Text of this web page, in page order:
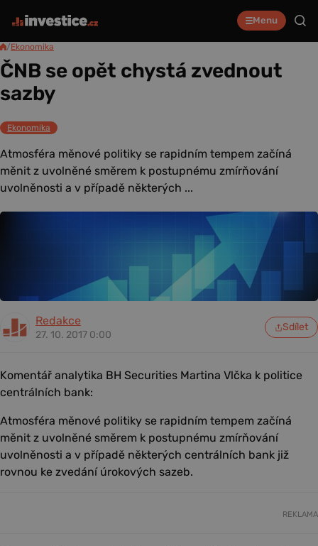
Menu
/Ekonomika
ČNB se opět chystá zvednout
sazby
Ekonomika
Atmosféra měnové politiky se rapidním tempem začíná
měnit z uvolněné směrem k postupnému zmírňování
uvolněnosti a v případě některých ...
Redakce
27. 10. 2017 0:00
Sdílet
Komentář analytika BH Securities Martina Vlčka k politice
centrálních bank:
Atmosféra měnové politiky se rapidním tempem začíná
měnit z uvolněné směrem k postupnému zmírňování
uvolněnosti a v případě některých centrálních bank již
rovnou ke zvedání úrokových sazeb.
REKLAMA